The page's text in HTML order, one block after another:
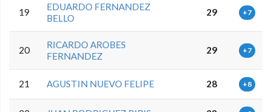
19
EDUARDO FERNANDEZ
BELLO
29 +7
20
RICARDO AROBES
FERNANDEZ
29 +7
21 AGUSTIN NUEVO FELIPE 28 +8